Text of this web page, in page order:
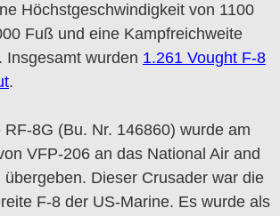
Höchstgeschwindigkeit von 1100
Fuß und eine Kampfreichweite
Insgesamt wurden 1.261 Vought F-8
.
8G (Bu. Nr. 146860) wurde am
VFP-206 an das National Air and
übergeben. Dieser Crusader war die
F-8 der US-Marine. Es wurde als